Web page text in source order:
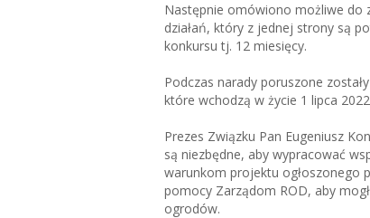
Następnie omówiono możliwe do
działań, który z jednej strony są
konkursu tj. 12 miesięcy.
Podczas narady poruszone
które wchodzą w życie 1 lipca
Prezes Związku Pan Eugeniusz
są niezbędne, aby wypracować
warunkom projektu ogłoszonego
pomocy Zarządom ROD, aby
ogrodów.